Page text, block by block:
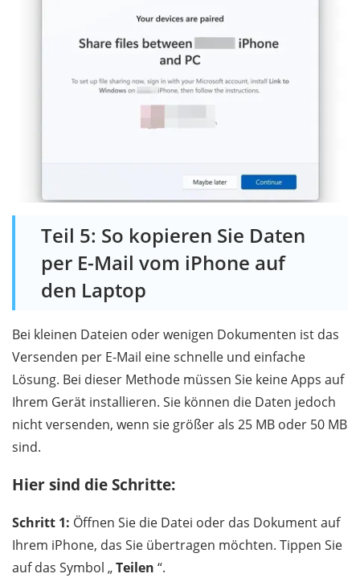
Teil 5: So kopieren Sie Daten
per E-Mail vom iPhone auf
den Laptop
Bei kleinen Dateien oder wenigen Dokumenten ist das
Versenden per E-Mail eine schnelle und einfache
Lösung. Bei dieser Methode müssen Sie keine Apps auf
Ihrem Gerät installieren. Sie können die Daten jedoch
nicht versenden, wenn sie größer als 25 MB oder 50 MB
sind.
Hier sind die Schritte:
Schritt 1: Öffnen Sie die Datei oder das Dokument auf
Ihrem iPhone, das Sie übertragen möchten. Tippen Sie
auf das Symbol „Teilen “.